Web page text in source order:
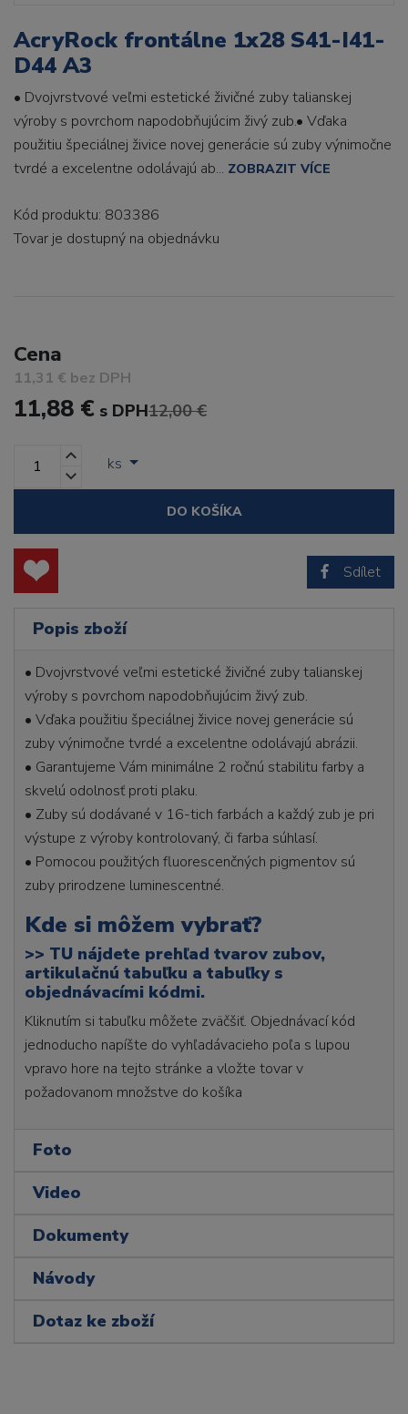
AcryRock frontálne 1x28 S41-I41-
D44 A3
• Dvojvrstvové veľmi estetické živičné zuby talianskej
výroby s povrchom napodobňujúcim živý zub.• Vďaka
použitiu špeciálnej živice novej generácie sú zuby výnimočne
tvrdé a excelentne odolávajú ab... ZOBRAZIT VÍCE
Kód produktu: 803386
Tovar je dostupný na objednávku
Cena
11,31 € bez DPH
11,88 € s DPH12,00 €
ks
DO KOŠÍKA
Sdílet
Popis zboží
• Dvojvrstvové veľmi estetické živičné zuby talianskej
výroby s povrchom napodobňujúcim živý zub.
• Vďaka použitiu špeciálnej živice novej generácie sú
zuby výnimočne tvrdé a excelentne odolávajú abrázii.
• Garantujeme Vám minimálne 2 ročnú stabilitu farby a
skvelú odolnosť proti plaku.
• Zuby sú dodávané v 16-tich farbách a každý zub je pri
výstupe z výroby kontrolovaný, či farba súhlasí.
• Pomocou použitých fluorescenčných pigmentov sú
zuby prirodzene luminescentné.
Kde si môžem vybrať?
>> TU nájdete prehľad tvarov zubov,
artikulačnú tabuľku a tabuľky s
objednávacími kódmi.
Kliknutím si tabuľku môžete zväčšiť. Objednávací kód
jednoducho napíšte do vyhľadávacieho poľa s lupou
vpravo hore na tejto stránke a vložte tovar v
požadovanom množstve do košíka
Foto
Video
Dokumenty
Návody
Dotaz ke zboží